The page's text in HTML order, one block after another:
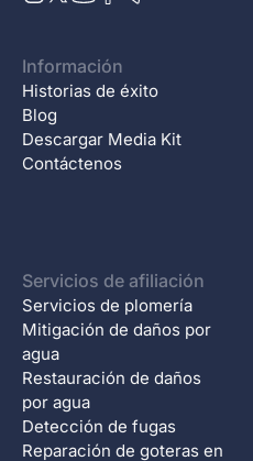
Información
Historias de éxito
Blog
Descargar Media Kit
Contáctenos
Servicios de afiliación
Servicios de plomería
Mitigación de daños por
agua
Restauración de daños
por agua
Detección de fugas
Reparación de goteras en